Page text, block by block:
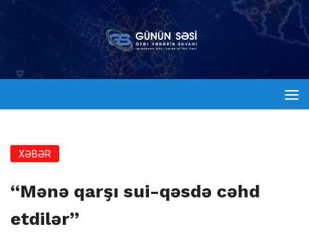
XƏBƏR
“Mənə qarşı sui-qəsdə cəhd
etdilər”